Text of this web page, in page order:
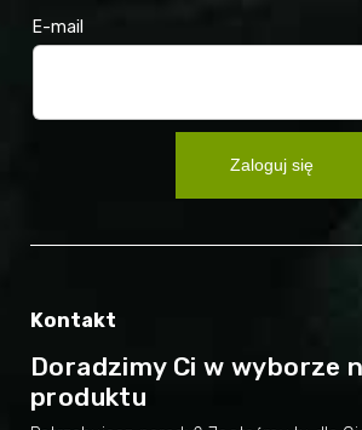
E-mail
Zaloguj się
Kontakt
Doradzimy Ci w wyborze
produktu